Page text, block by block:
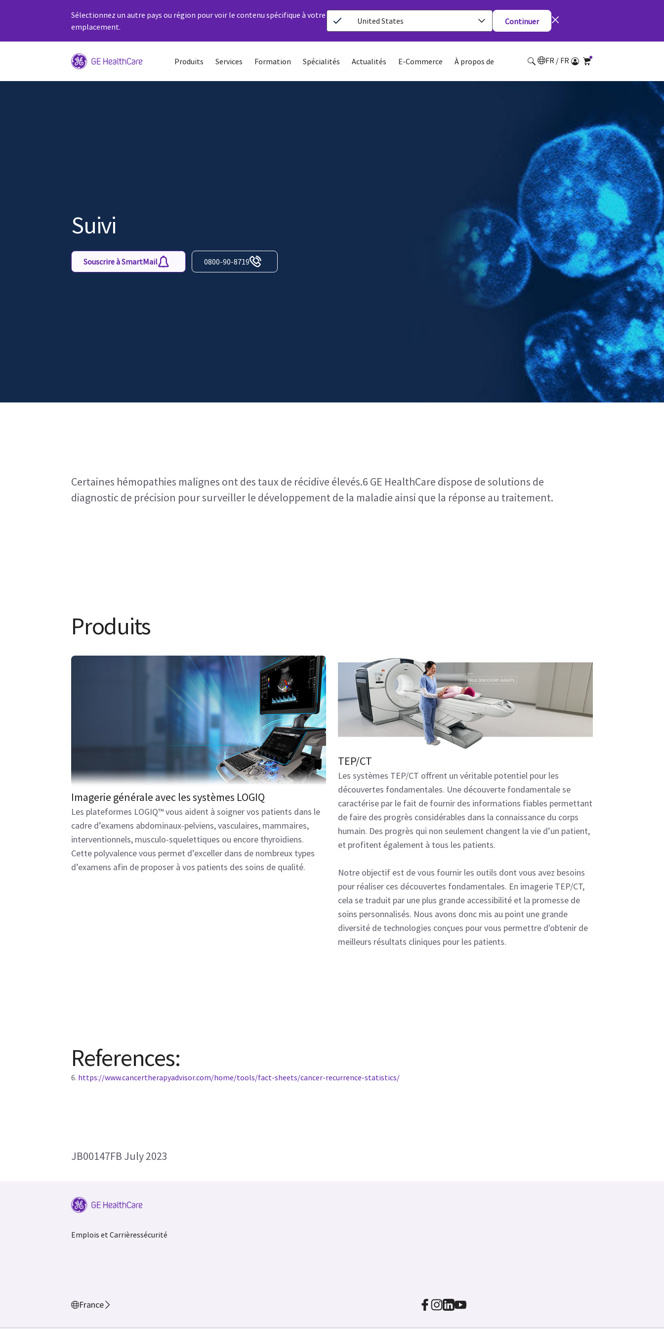
Sélectionnez un autre pays ou région pour voir le contenu spécifique à votre
emplacement.
United States Continuer
Produits Services Formation Spécialités Actualités E-Commerce À propos de FR / FR
Suivi
Souscrire à SmartMail 0800-90-8719
Certaines hémopathies malignes ont des taux de récidive élevés.6 GE HealthCare dispose de solutions de
diagnostic de précision pour surveiller le développement de la maladie ainsi que la réponse au traitement.
Produits
Imagerie générale avec les systèmes LOGIQ
Les plateformes LOGIQ™ vous aident à soigner vos patients dans le
cadre d’examens abdominaux-pelviens, vasculaires, mammaires,
interventionnels, musculo-squelettiques ou encore thyroidiens.
Cette polyvalence vous permet d’exceller dans de nombreux types
d’examens afin de proposer à vos patients des soins de qualité.
TEP/CT
Les systèmes TEP/CT offrent un véritable potentiel pour les
découvertes fondamentales. Une découverte fondamentale se
caractérise par le fait de fournir des informations fiables permettant
de faire des progrès considérables dans la connaissance du corps
humain. Des progrès qui non seulement changent la vie d’un patient,
et profitent également à tous les patients.
Notre objectif est de vous fournir les outils dont vous avez besoins
pour réaliser ces découvertes fondamentales. En imagerie TEP/CT,
cela se traduit par une plus grande accessibilité et la promesse de
soins personnalisés. Nous avons donc mis au point une grande
diversité de technologies conçues pour vous permettre d'obtenir de
meilleurs résultats cliniques pour les patients.
References:
6. https://www.cancertherapyadvisor.com/home/tools/fact-sheets/cancer-recurrence-statistics/
JB00147FB July 2023
Emplois et Carrièressécurité
France